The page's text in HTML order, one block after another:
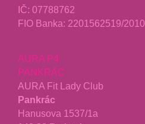
IČ: 07788762
FIO Banka: 2201562519/2010
AURA P4
PANKRÁC
AURA Fit Lady Club
Pankrác
Hanusova 1537/1a